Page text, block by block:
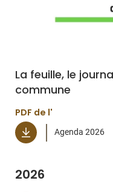
La feuille, le
commune
PDF de l'
Agenda 2026
2026